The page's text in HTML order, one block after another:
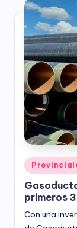
Posted
in
primeros
Con una